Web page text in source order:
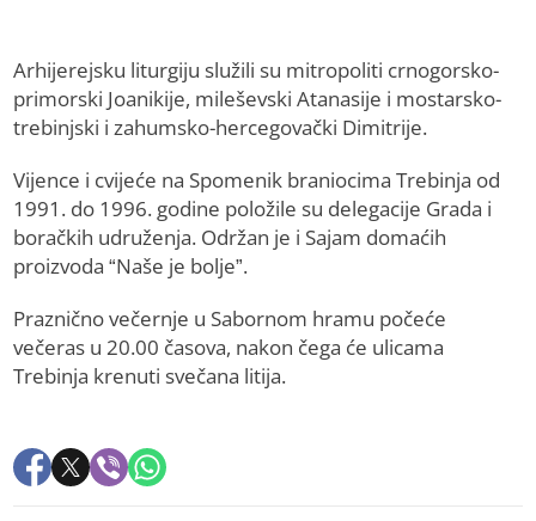
Arhijerejsku liturgiju služili su mitropoliti crnogorsko-
primorski Јoanikije, mileševski Atanasije i mostarsko-
trebinjski i zahumsko-hercegovački Dimitrije.
Vijence i cvijeće na Spomenik braniocima Trebinja od
1991. do 1996. godine položile su delegacije Grada i
boračkih udruženja. Održan je i Sajam domaćih
proizvoda “Naše je bolje”.
Praznično večernje u Sabornom hramu počeće
večeras u 20.00 časova, nakon čega će ulicama
Trebinja krenuti svečana litija.